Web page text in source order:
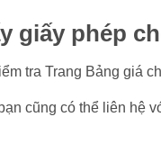
giấy phép
tra Trang Bảng giá
cũng có thể liên hệ